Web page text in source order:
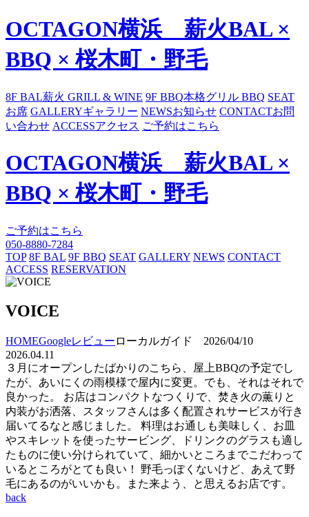
OCTAGON横浜 薪火BAL ×
BBQ × 桜木町・野毛
8F BAL薪火 GRILL & WINE 9F BBQ本格グリル BBQ SEAT
お席 GALLERYギャラリー NEWSお知らせ CONTACTお問
い合わせ ACCESSアクセス ご予約はこちら
OCTAGON横浜 薪火BAL ×
BBQ × 桜木町・野毛
ご予約はこちら
050-8880-7284
TOP 8F BAL 9F BBQ SEAT GALLERY NEWS CONTACT
ACCESS RESERVATION
VOICE
HOMEGoogleレビュー ローカルガイド 2026/04/10
2026.04.11
３月にオープンしたばかりのこちら、屋上BBQの予定でし
たが、あいにくの雨模様で屋内に変更。でも、それはそれで
良かった。 お店はコンパクトなつくりで、焚き火の薫りと
内装がお洒落、スタッフさんは多く配置されサービスが行き
届いてるなと感じました。 料理はお通しも美味しく、お皿
やスキレットを使ったサービング、ドリンクのグラスも適し
たものに使い分けられていて、細かいところまでこだわって
いるところがとても良い！ 野毛っぽくないけど、あえて野
毛にあるのがいいかも。また来よう、と思えるお店です。
back